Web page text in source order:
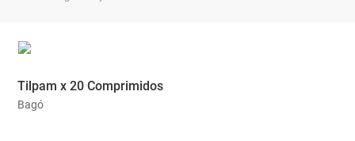
Tilpam x 20 Comprimidos
Bagó